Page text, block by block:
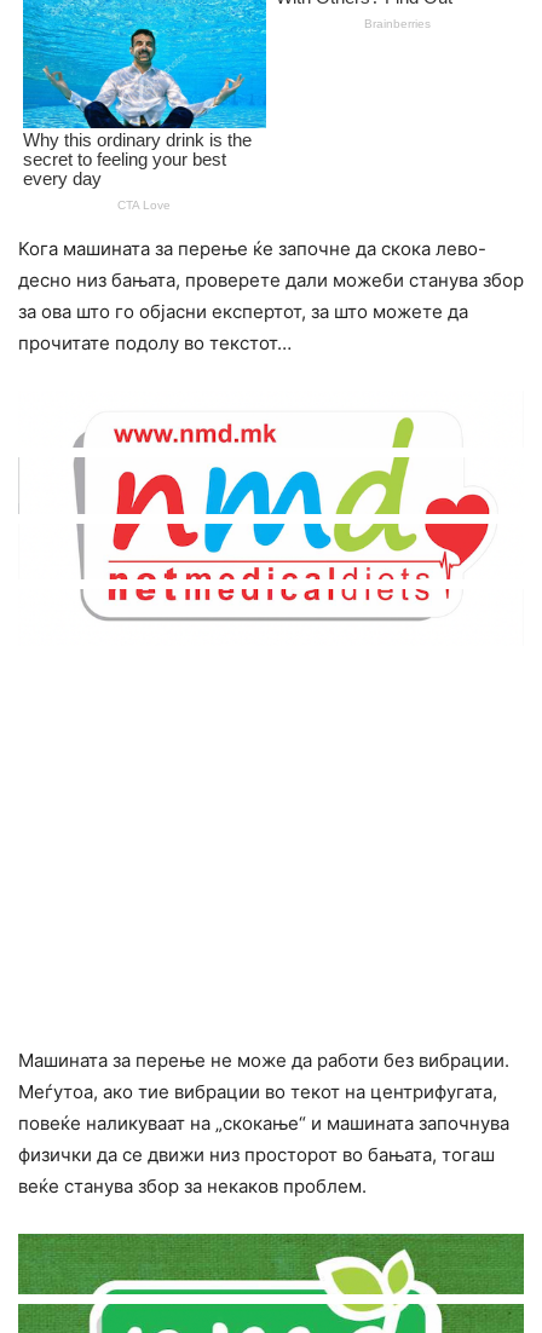
Кога машината за перење ќе започне да скока лево-
десно низ бањата, проверете дали можеби станува збор
за ова што го објасни експертот, за што можете да
прочитате подолу во текстот…
Машината за перење не може да работи без вибрации.
Меѓутоа, ако тие вибрации во текот на центрифугата,
повеќе наликуваат на „скокање“ и машината започнува
физички да се движи низ просторот во бањата, тогаш
веќе станува збор за некаков проблем.